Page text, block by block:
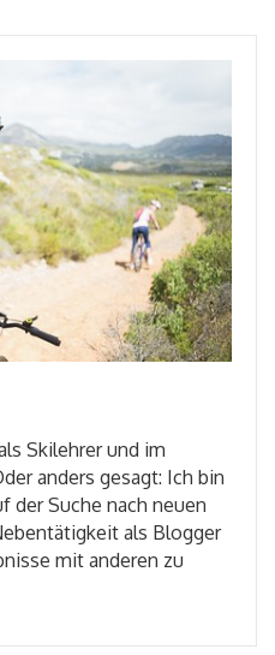
Skilehrer und im
anders gesagt: Ich bin
der Suche nach neuen
als Blogger
mit anderen zu